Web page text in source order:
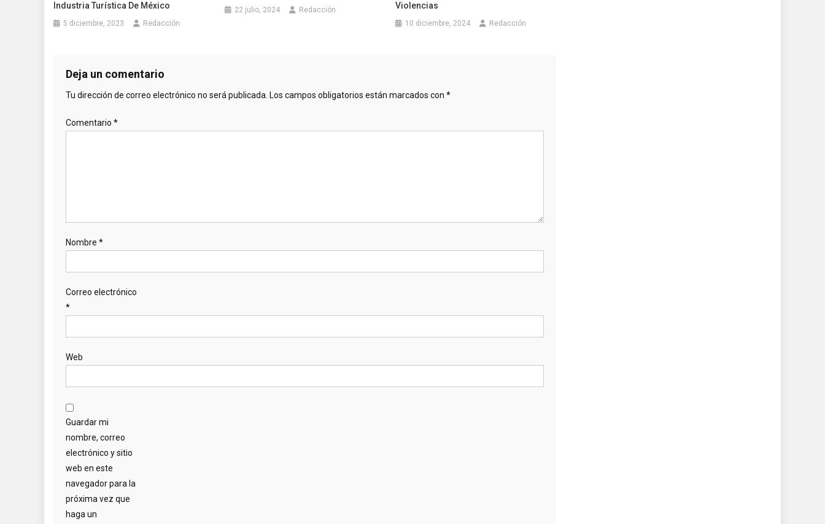
Industria Turística De México
5 diciembre, 2023 Redacción
22 julio, 2024 Redacción
Violencias
10 diciembre, 2024 Redacción
Deja un comentario
Tu dirección de correo electrónico no será publicada. Los campos obligatorios están marcados con *
Comentario *
Nombre *
Correo electrónico
*
Web
Guardar mi
nombre, correo
electrónico y sitio
web en este
navegador para la
próxima vez que
haga un